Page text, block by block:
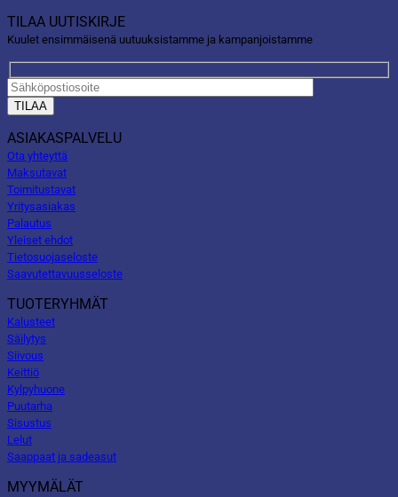
TILAA UUTISKIRJE
Kuulet ensimmäisenä uutuuksistamme ja kampanjoistamme
ASIAKASPALVELU
Ota yhteyttä
Maksutavat
Toimitustavat
Yritysasiakas
Palautus
Yleiset ehdot
Tietosuojaseloste
Saavutettavuusseloste
TUOTERYHMÄT
Kalusteet
Säilytys
Siivous
Keittiö
Kylpyhuone
Puutarha
Sisustus
Lelut
Saappaat ja sadeasut
MYYMÄLÄT